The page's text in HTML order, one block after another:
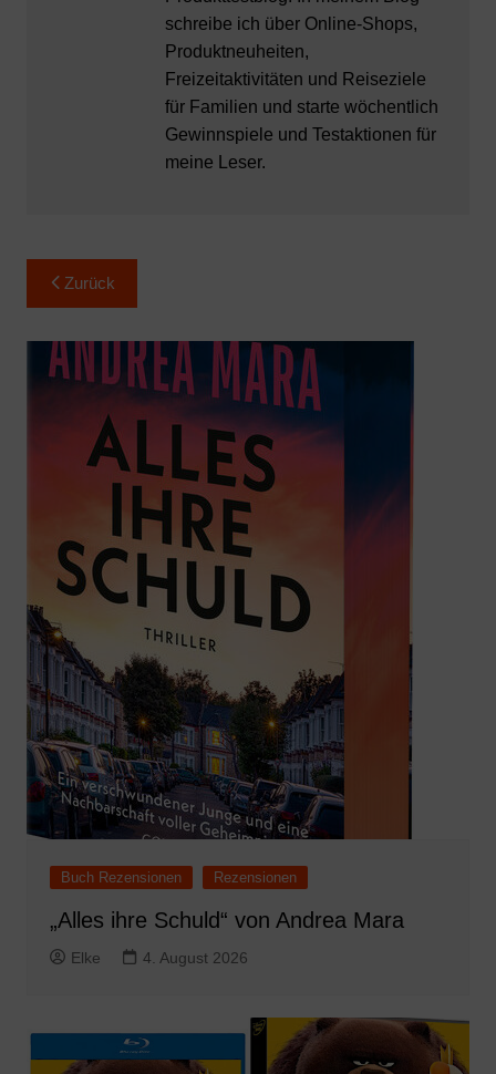
schreibe ich über Online-Shops,
Produktneuheiten,
Freizeitaktivitäten und Reiseziele
für Familien und starte wöchentlich
Gewinnspiele und Testaktionen für
meine Leser.
Beitragsnavigation
Zurück
Buch Rezensionen Rezensionen
„Alles ihre Schuld“ von Andrea Mara
Elke 4. August 2026